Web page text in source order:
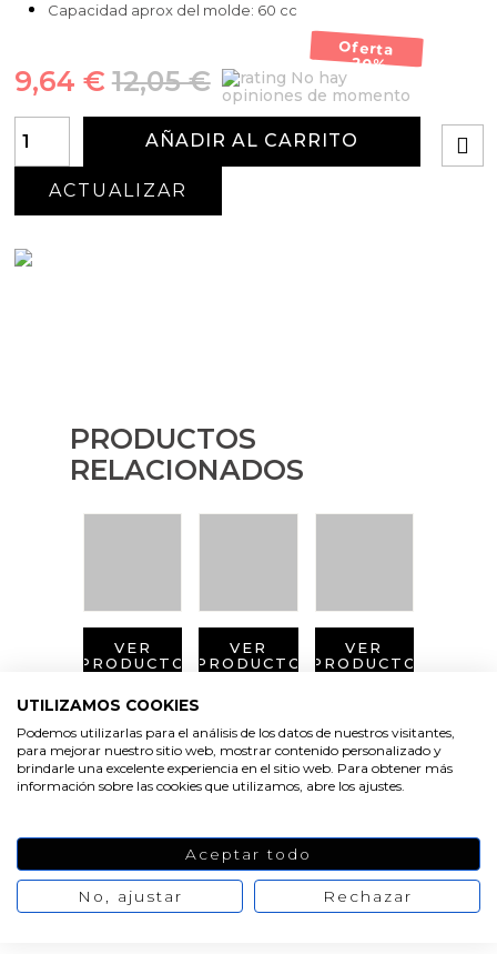
Capacidad aprox del molde: 60 cc
Oferta
-20%
12,05 €
9,64 €
No hay
opiniones de momento
AÑADIR AL CARRITO
PRODUCTOS
RELACIONADOS
VER
PRODUCTO
VER
PRODUCTO
VER
PRODUCTO
PRODUCTO PRODUCTO PRODUCTO
UTILIZAMOS COOKIES
Podemos utilizarlas para el análisis de los datos de nuestros visitantes,
para mejorar nuestro sitio web, mostrar contenido personalizado y
brindarle una excelente experiencia en el sitio web. Para obtener más
información sobre las cookies que utilizamos, abre los ajustes.
Aceptar todo
No, ajustar Rechazar